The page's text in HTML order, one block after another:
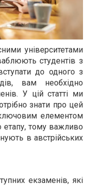
університетами
студентів з
до одного з
вам необхідно
У цій статті ми
знати про цей
елементом
етапу, тому важливо
в австрійських
екзаменів, які